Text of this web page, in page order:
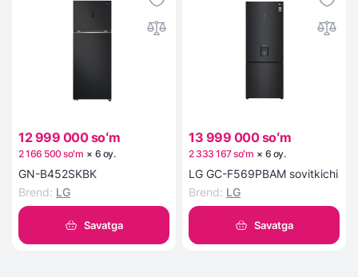
12 999 000 soʻm
2 166 500 soʻm × 6 oy.
GN-B452SKBK
Brend: LG
Savatga
13 999 000 soʻm
2 333 167 soʻm × 6 oy.
LG GC-F569PBAM sovitkichi
Brend: LG
Savatga